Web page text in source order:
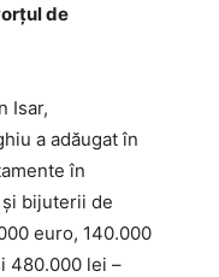
de
Isar,
a adăugat în
în
şi bijuterii de
euro, 140.000
480.000 lei –